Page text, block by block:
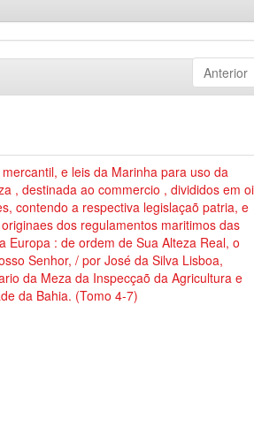
Anterior
e leis da Marinha para uso da
, destinada ao commercio , divididos em
contendo a respectiva legislaçaõ patria, e
dos regulamentos maritimos das
Europa : de ordem de Sua Alteza Real, o
Senhor, / por José da Silva Lisboa,
da Meza da Inspecçaõ da Agricultura e
da Bahia. (Tomo 4-7)